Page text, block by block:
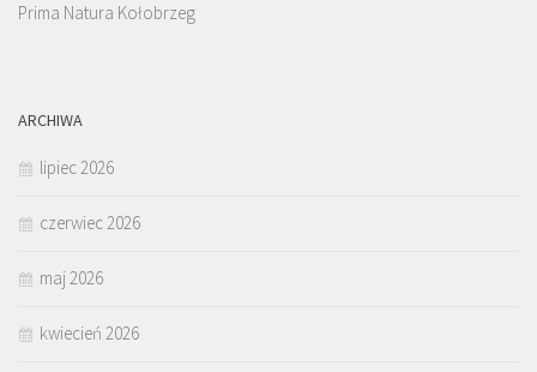
Prima Natura Kołobrzeg
ARCHIWA
lipiec 2026
czerwiec 2026
maj 2026
kwiecień 2026